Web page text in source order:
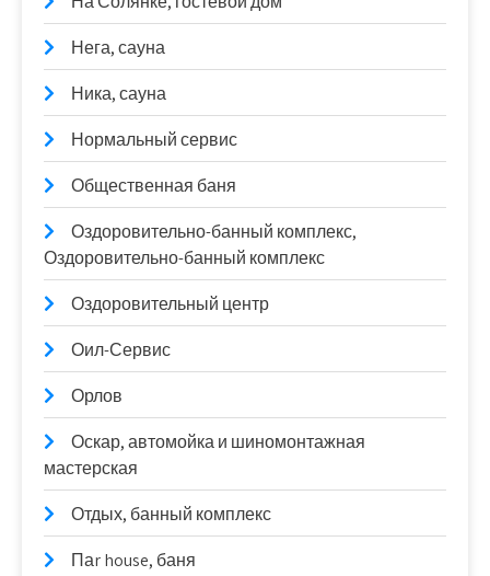
Нега, сауна
Ника, сауна
Нормальный сервис
Общественная баня
Оздоровительно-банный комплекс,
Оздоровительно-банный комплекс
Оздоровительный центр
Оил-Сервис
Орлов
Оскар, автомойка и шиномонтажная
мастерская
Отдых, банный комплекс
Паr house, баня